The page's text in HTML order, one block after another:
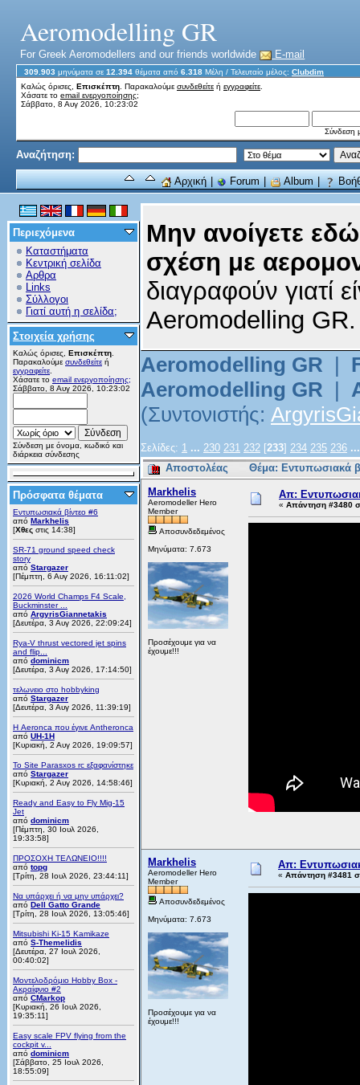
Aeromodelling GR
For Greek Aeromodellers and our friends worldwide E-mail
309.903 μηνύματα σε 12.394 θέματα από 6.318 Μέλη / Τελευταίο μέλος: Clubdim
Καλώς όρισες, Επισκέπτη . Παρακαλούμε συνδεθείτε ή εγγραφείτε
Χάσατε το email ενεργοποίησης;
Σάββατο, 8 Αυγ 2026, 10:23:02
Σύνδεση
Αναζήτηση:
Αρχική| Forum| Album|
Περιεχόμενα
Καταστήματα
Κεντρική σελίδα
Αρθρα
Links
Σύλλογοι
Γιατί αυτή η σελίδα;
Στοιχεία χρήσης
Καλώς όρισες, Επισκέπτη
Παρακαλούμε συνδεθείτε ή
εγγραφείτε
Χάσατε το email ενεργοποίησης;
Σάββατο, 8 Αυγ 2026, 10:23:02
Σύνδεση με όνομα, κωδικό και
διάρκεια σύνδεσης
Πρόσφατα θέματα
Εντυπωσιακά βίντεο #6
από Markhelis
[Χθες στις 14:38]
SR-71 ground speed check
story
από Stargazer
[Πέμπτη, 6 Αυγ 2026, 16:11:02]
2026 World Champs F4 Scale,
Buckminster ...
από ArgyrisGiannetakis
[Δευτέρα, 3 Αυγ 2026, 22:09:24]
Rya-V thrust vectored jet spins
and flip...
από dominicm
[Δευτέρα, 3 Αυγ 2026, 17:14:50]
τελωνειο στο hobbyking
από Stargazer
[Δευτέρα, 3 Αυγ 2026, 11:39:19]
Η Aeronca που έγινε Antheronca
από UH-1H
[Κυριακή, 2 Αυγ 2026, 19:09:57]
Το Site Parasxos rc εξαφανίστηκε
από Stargazer
[Κυριακή, 2 Αυγ 2026, 14:58:46]
Ready and Easy to Fly Mig-15
Jet
από dominicm
[Πέμπτη, 30 Ιουλ 2026,
19:33:58]
ΠΡΟΣΟΧΗ ΤΕΛΩΝΕΙΟ!!!!
από topg
[Τρίτη, 28 Ιουλ 2026, 23:44:11]
Να υπάρχει ή να μην υπάρχει?
από Dell Gatto Grande
[Τρίτη, 28 Ιουλ 2026, 13:05:46]
Mitsubishi Ki-15 Kamikaze
από S-Themelidis
[Δευτέρα, 27 Ιουλ 2026,
00:40:02]
Μοντελοδρόμιο Hobby Box -
Ακραίφνιο #2
από CMarkop
[Κυριακή, 26 Ιουλ 2026,
19:35:11]
Easy scale FPV flying from the
cockpit v...
από dominicm
[Σάββατο, 25 Ιουλ 2026,
18:55:09]
Μην ανοίγετε
σχέση με
διαγραφούν γιατί
Aeromodelling GR.
Aeromodelling GR |
Aeromodelling GR |
(Συντονιστής:
Σελίδες: 1 ... 230 231 232 [233] 234 235 236
Αποστολέας
Θέμα: Εντυπωσιακά
Markhelis
Aeromodeller Hero
Member
Αποσυνδεδεμένος
Μηνύματα: 7.673
Προσέχουμε για να
έχουμε!!!
Απ:
« Απάντηση #3480
Markhelis
Aeromodeller Hero
Member
Αποσυνδεδεμένος
Μηνύματα: 7.673
Προσέχουμε για να
έχουμε!!!
Απ:
« Απάντηση #3481